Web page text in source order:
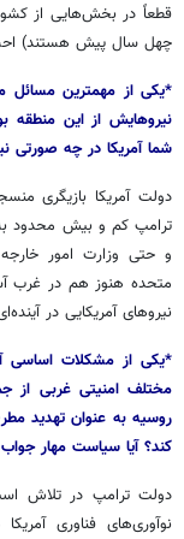
قطعاً در بخش‌هایی از
چهل سال پیش هستند)
*یکی از مهمترین مسائل
نیروهایش از این
شما آمریکا در چه صورتی
دولت آمریکا بازیگری
ترامپ کم و بیش محدود
و حتی وزارت امور خارجه
متحده هنوز هم در غرب
نیروهای آمریکایی در
*یکی از مشکلات اساسی
مختلف امنیتی غربی از
روسیه به عنوان تهدید
کند؟ آیا سیاست مهار
دولت ترامپ در تلاش
نوآوری‌های فناوری